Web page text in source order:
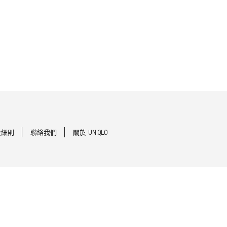
則 聯絡我們 關於 UNIQLO